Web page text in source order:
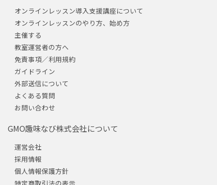
オンラインレッスン導入支援講座について
オンラインレッスンのやり方、始め方
主催する
教室運営者の方へ
免責事項／利用規約
ガイドライン
外部送信について
よくある質問
お問い合わせ
GMO趣味なび株式会社について
運営会社
採用情報
個人情報保護方針
特定商取引法の表示